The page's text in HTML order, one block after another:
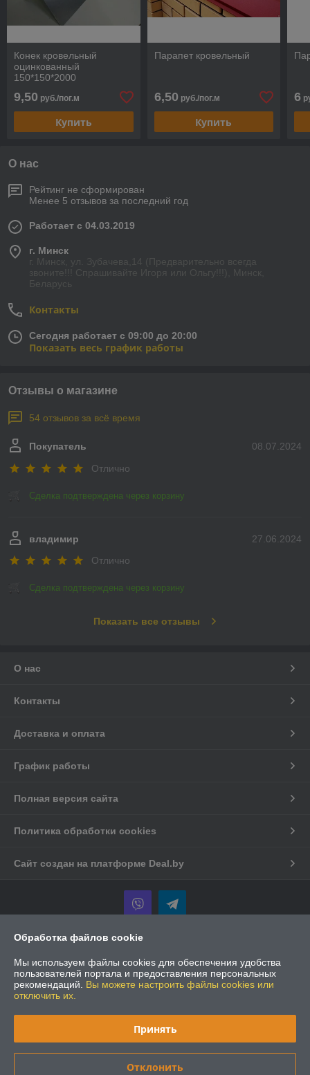
Конек кровельный
оцинкованный
150*150*2000
9,50 руб./пог.м
Купить
Парапет кровельный
6,50 руб./пог.м
Купить
6
О нас
Рейтинг не сформирован
Менее 5 отзывов за последний год
Работает с 04.03.2019
г. Минск
г. Минск, ул. Зубачева,14 (Предварительно всегда
звоните!!! Спрашивайте Игоря или Ольгу!!!), Минск,
Беларусь
Контакты
Сегодня работает с 09:00 до 20:00
Показать весь график работы
Отзывы о магазине
54 отзывов за всё время
08.07.2024
Покупатель
Отлично
Сделка подтверждена через корзину
27.06.2024
владимир
Отлично
Сделка подтверждена через корзину
Показать все отзывы
О нас
Контакты
Доставка и оплата
График работы
Полная версия сайта
Политика обработки cookies
Сайт создан на платформе Deal.by
Индивидуальный предприниматель:Ремесленник Майсиевич Игорь
Александрович
г. Минск, 2-й пер. Фомина, д. 2
Регистрационный номер ЕГР: АС3849672
Регистрационный орган: ИМНС РБ Октябрьского района г. Минска
Обработка файлов cookie
Мы используем файлы cookies для обеспечения удобства
пользователей портала и предоставления персональных
рекомендаций. Вы можете настроить файлы cookies или
отключить их.
Принять
Отклонить